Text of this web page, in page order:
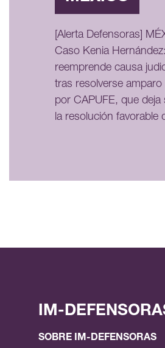
[Alerta Defensoras]
Caso Kenia
reemprende causa
tras resolverse
por CAPUFE, que deja
la resolución favorable
IM-
SOBRE IM-DEFENSORAS